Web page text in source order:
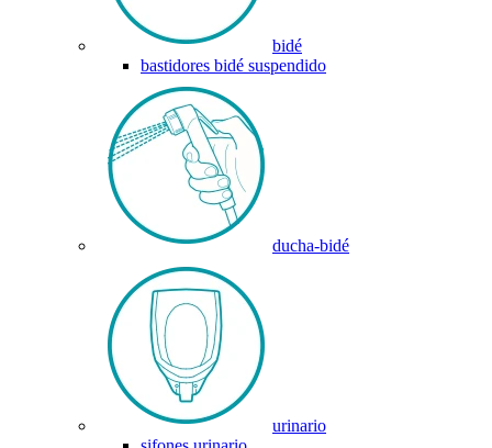
bidé
bastidores bidé suspendido
ducha-bidé
urinario